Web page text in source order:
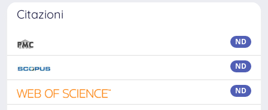
Citazioni
ND
ND
ND